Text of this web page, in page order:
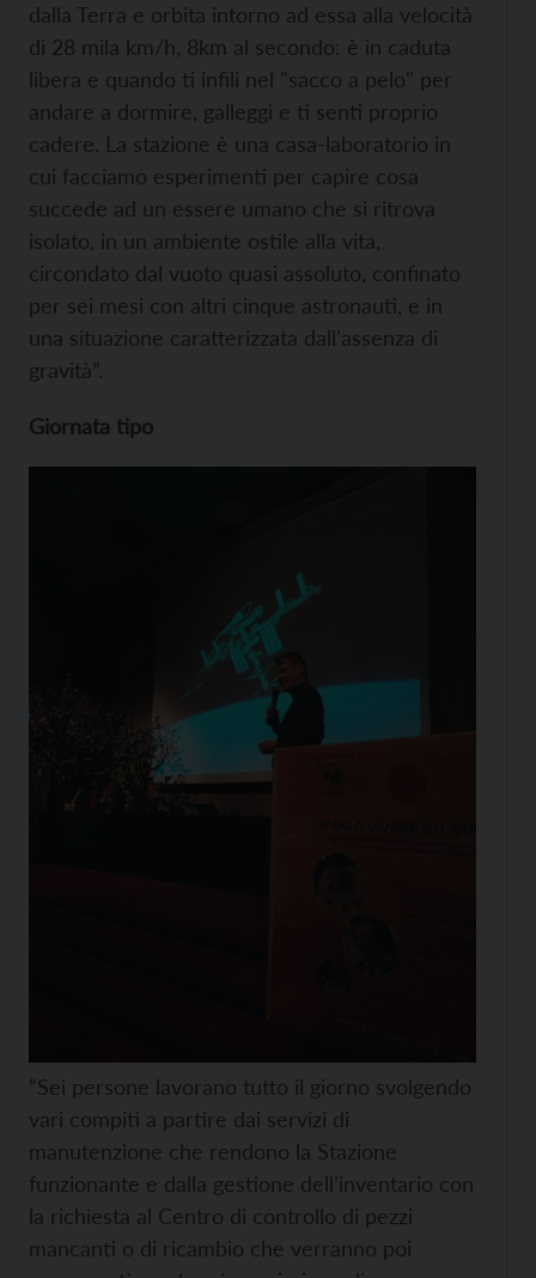
dalla Terra e orbita intorno ad essa alla velocità
di 28 mila km/h, 8km al secondo: è in caduta
libera e quando ti infili nel "sacco a pelo" per
andare a dormire, galleggi e ti senti proprio
cadere. La stazione è una casa-laboratorio in
cui facciamo esperimenti per capire cosa
succede ad un essere umano che si ritrova
isolato, in un ambiente ostile alla vita,
circondato dal vuoto quasi assoluto, confinato
per sei mesi con altri cinque astronauti, e in
una situazione caratterizzata dall'assenza di
gravità”.
Giornata tipo
“Sei persone lavorano tutto il giorno svolgendo
vari compiti a partire dai servizi di
manutenzione che rendono la Stazione
funzionante e dalla gestione dell’inventario con
la richiesta al Centro di controllo di pezzi
mancanti o di ricambio che verranno poi